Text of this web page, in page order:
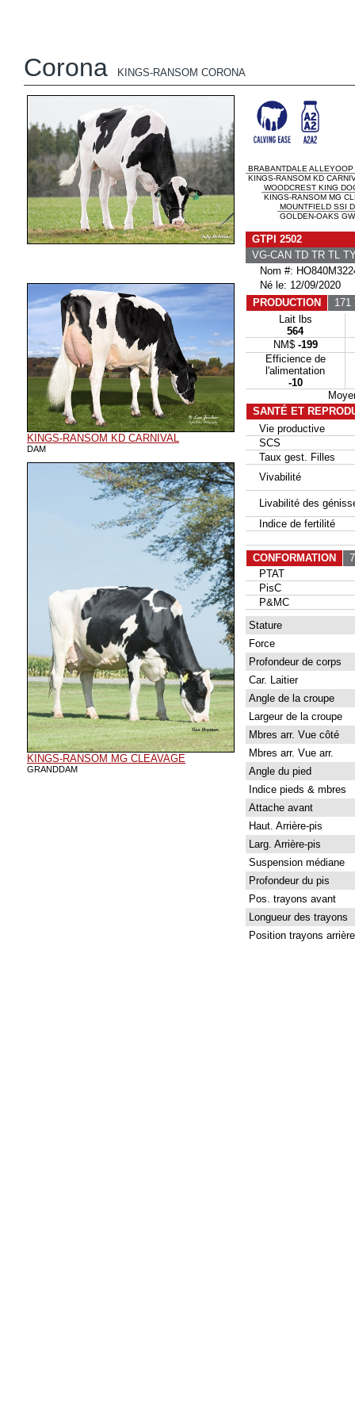
Corona KINGS-RANSOM CORONA
KINGS-RANSOM KD CARNIVAL
DAM
KINGS-RANSOM MG CLEAVAGE
GRANDDAM
BRABANTDALE ALLEYOOP
KINGS-RANSOM KD
WOODCREST KING
KINGS-RANSOM MG
MOUNTFIELD SSI
GOLDEN-OAKS
GTPI 2502
VG-CAN TD TR TL
Nom #:
Né le: 12/09/2020
PRODUCTION
171
Lait lbs
564
NM$ -199
Efficience de
l'alimentation
-10
SANTÉ ET
Vie productive
SCS
Taux gest. Filles
Vivabilité
Livabilité des
Indice de fertilité
CONFORMATION
PTAT
PisC
P&MC
Stature
Force
Profondeur de corps
Car. Laitier
Angle de la croupe
Largeur de la croupe
Mbres arr. Vue côté
Mbres arr. Vue arr.
Angle du pied
Indice pieds & mbres
Attache avant
Haut. Arrière-pis
Larg. Arrière-pis
Suspension médiane
Profondeur du pis
Pos. trayons avant
Longueur des trayons
Position trayons arrière